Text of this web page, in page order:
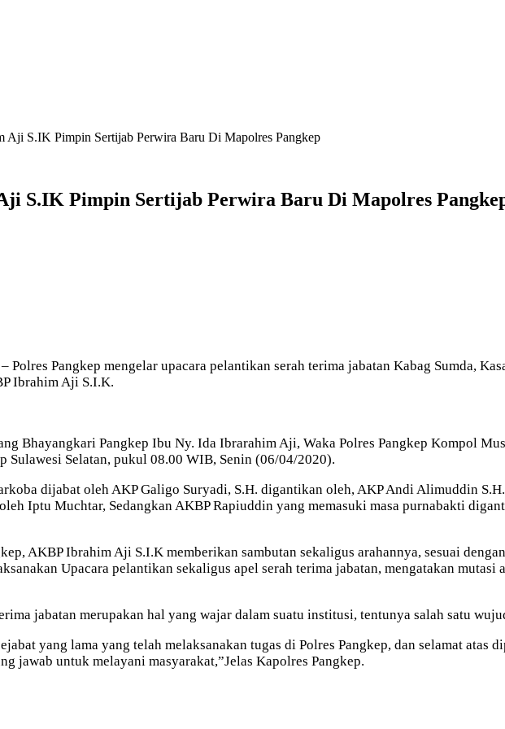
Aji S.IK Pimpin Sertijab Perwira Baru Di Mapolres Pangkep
S.IK Pimpin Sertijab Perwira Baru Di Mapolres
– Polres Pangkep mengelar upacara pelantikan serah terima jabatan Kabag Sumda,
Ibrahim Aji S.I.K.
Bhayangkari Pangkep Ibu Ny. Ida Ibrarahim Aji, Waka Polres Pangkep Kompol
Sulawesi Selatan, pukul 08.00 WIB, Senin (06/04/2020).
dijabat oleh AKP Galigo Suryadi, S.H. digantikan oleh, AKP Andi Alimuddin
Iptu Muchtar, Sedangkan AKBP Rapiuddin yang memasuki masa purnabakti
AKBP Ibrahim Aji S.I.K memberikan sambutan sekaligus arahannya, sesuai
Upacara pelantikan sekaligus apel serah terima jabatan, mengatakan
jabatan merupakan hal yang wajar dalam suatu institusi, tentunya salah satu
yang lama yang telah melaksanakan tugas di Polres Pangkep, dan selamat atas
jawab untuk melayani masyarakat,”Jelas Kapolres Pangkep.